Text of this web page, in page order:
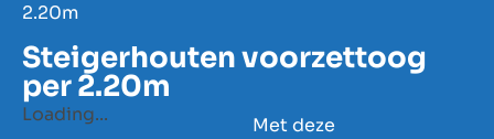
2.20m
Steigerhouten voorzettoog
per 2.20m
Loading...
Met deze